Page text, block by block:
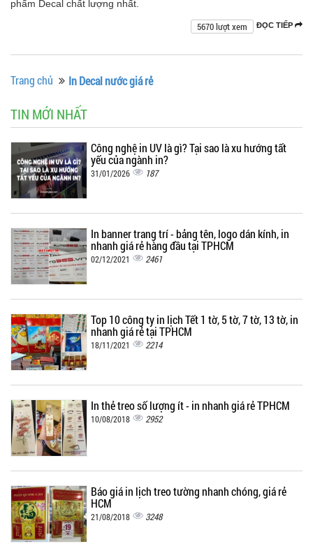
phẩm Decal chất lượng nhất.
ĐỌC TIẾP
5670 lượt xem
Trang chủ In Decal nước giá rẻ
TIN MỚI NHẤT
Công nghệ in UV là gì? Tại sao là xu hướng tất
yếu của ngành in?
31/01/2026 187
In banner trang trí - bảng tên, logo dán kính, in
nhanh giá rẻ hàng đầu tại TPHCM
02/12/2021 2461
Top 10 công ty in lịch Tết 1 tờ, 5 tờ, 7 tờ, 13 tờ, in
nhanh giá rẻ tại TPHCM
18/11/2021 2214
In thẻ treo số lượng ít - in nhanh giá rẻ TPHCM
10/08/2018 2952
Báo giá in lịch treo tường nhanh chóng, giá rẻ
HCM
21/08/2018 3248